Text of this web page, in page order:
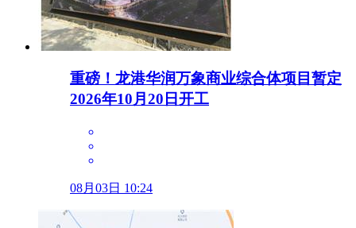
重磅！龙港华润万象商业综合体项目暂定
2026年10月20日开工
08月03日 10:24